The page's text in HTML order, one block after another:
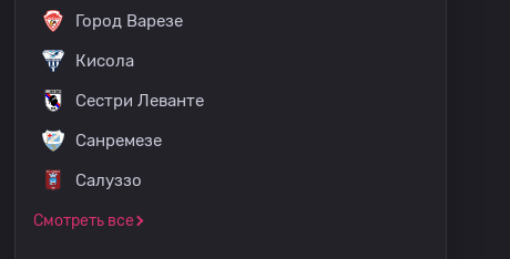
Город Варезе
Кисола
Сестри Леванте
Санремезе
Салуззо
Смотреть все